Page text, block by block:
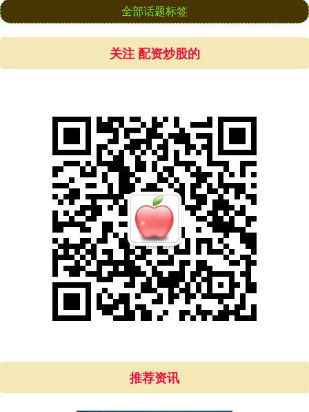
全部话题标签
关注 配资炒股的
推荐资讯